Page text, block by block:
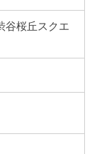
谷桜丘スクエ